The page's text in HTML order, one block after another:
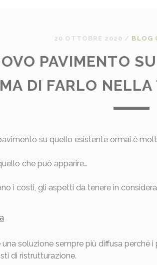
20 OTTOBRE 2020 / BLOG
PAVIMENTO
DI FARLO
su quello esistente ormai è
che può apparire…
i costi, gli aspetti da tenere in
soluzione sempre più diffusa perché
di ristrutturazione.